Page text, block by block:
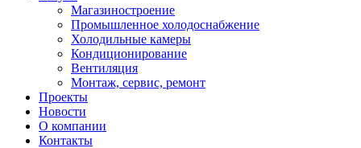
Магазиностроение
Промышленное холодоснабжение
Холодильные камеры
Кондиционирование
Вентиляция
Монтаж, сервис, ремонт
Проекты
Новости
О компании
Контакты